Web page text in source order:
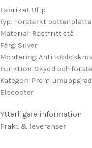
Fabrikat: Ulip
Typ: Förstärkt
Material: Rostfritt stål
Färg: Silver
Montering: Anti-
Funktion: Skydd och
Kategori:
Elscooter
Ytterligare information
Frakt & leveranser